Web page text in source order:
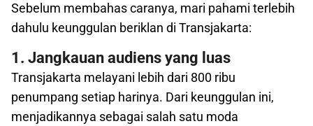
Sebelum membahas caranya, mari pahami terlebih
dahulu keunggulan beriklan di Transjakarta:
1. Jangkauan audiens yang luas
Transjakarta melayani lebih dari 800 ribu
penumpang setiap harinya. Dari keunggulan ini,
menjadikannya sebagai salah satu moda